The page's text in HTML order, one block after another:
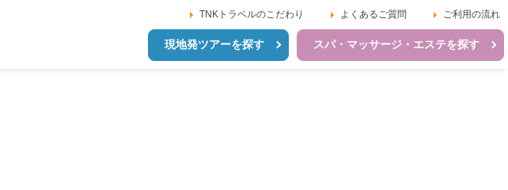
TNKトラベルのこだわり よくあるご質問 ご利用の流れ
現地発ツアーを探す スパ・マッサージ・エステを探す